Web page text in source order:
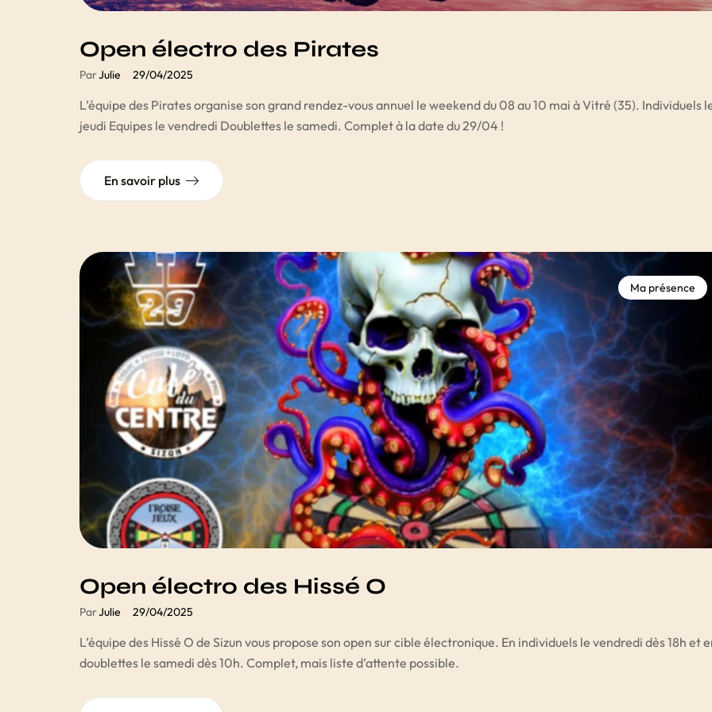
Open électro des Pirates
ParJulie 29/04/2025
L’équipe des Pirates organise son grand rendez-vous annuel le weekend du 08 au 10 mai à Vitré (35). Individuels
jeudi Equipes le vendredi Doublettes le samedi. Complet à la date du 29/04 !
En savoir plus
Ma présence
Open électro des Hissé O
ParJulie 29/04/2025
L’équipe des Hissé O de Sizun vous propose son open sur cible électronique. En individuels le vendredi dès 18h et
doublettes le samedi dès 10h. Complet, mais liste d’attente possible.